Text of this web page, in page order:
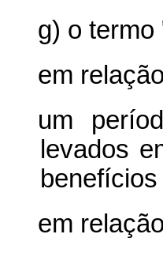
g) o
em relação
um
levados
em relação